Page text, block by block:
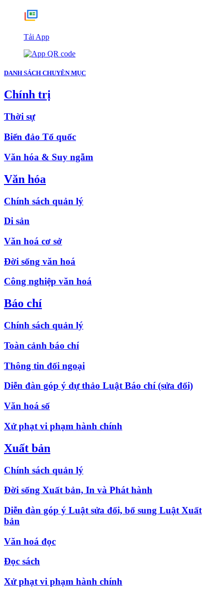
Tải App
DANH SÁCH CHUYÊN MỤC
Chính trị
Thời sự
Biển đảo Tổ quốc
Văn hóa & Suy ngẫm
Văn hóa
Chính sách quản lý
Di sản
Văn hoá cơ sở
Đời sống văn hoá
Công nghiệp văn hoá
Báo chí
Chính sách quản lý
Toàn cảnh báo chí
Thông tin đối ngoại
Diễn đàn góp ý dự thảo Luật Báo chí (sửa đổi)
Văn hoá số
Xử phạt vi phạm hành chính
Xuất bản
Chính sách quản lý
Đời sống Xuất bản, In và Phát hành
Diễn đàn góp ý Luật sửa đổi, bổ sung Luật Xuất
bản
Văn hoá đọc
Đọc sách
Xử phạt vi phạm hành chính